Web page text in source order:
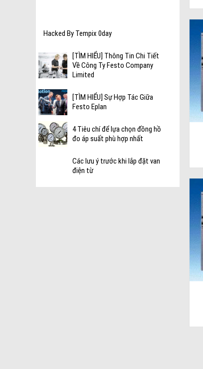
Hacked By Tempix 0day
[TÌM HIỂU] Thông Tin Chi Tiết
Về Công Ty Festo Company
Limited
[TÌM HIỂU] Sự Hợp Tác Giữa
Festo Eplan
4 Tiêu chí để lựa chọn đồng hồ
đo áp suất phù hợp nhất
Các lưu ý trước khi lắp đặt van
điện từ